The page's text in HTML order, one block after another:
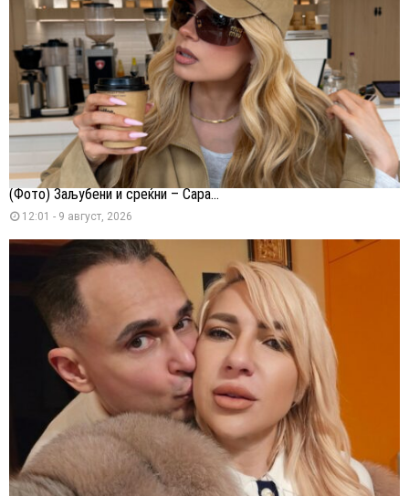
(Фото) Заљубени и среќни – Сара...
12:01 - 9 август, 2026